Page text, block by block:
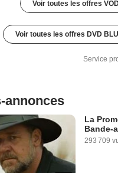
Voir toutes les offres
Voir toutes les offres DVD
Service
annonces
La
Bande-
293 709